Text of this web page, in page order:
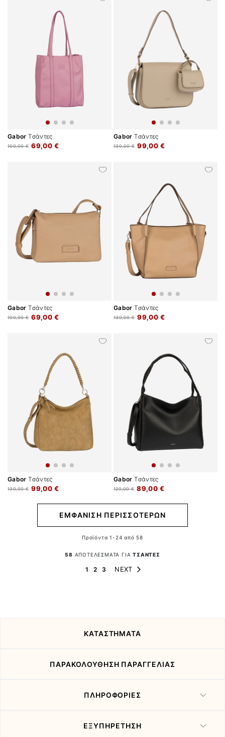
Gabor Τσάντες
69,00 €
100,00 €
Gabor Τσάντες
99,00 €
130,00 €
Gabor Τσάντες
69,00 €
100,00 €
Gabor Τσάντες
99,00 €
130,00 €
Gabor Τσάντες
99,00 €
130,00 €
Gabor Τσάντες
89,00 €
120,00 €
ΕΜΦΑΝΙΣΗ ΠΕΡΙΣΣΟΤΕΡΩΝ
Προϊόντα1-24 από58
58 ΑΠΟΤΕΛΕΣΜΑΤΑ ΓΙΑΤΣΑΝΤΕΣ
You're currently reading page
1 Page
2 Page
3 Page
NEXT
ΚΑΤΑΣΤΗΜΑΤΑ
ΠΑΡΑΚΟΛΟΥΘΗΣΗ ΠΑΡΑΓΓΕΛΙΑΣ
ΠΛΗΡΟΦΟΡΙΕΣ
ΕΞΥΠΗΡΕΤΗΣΗ